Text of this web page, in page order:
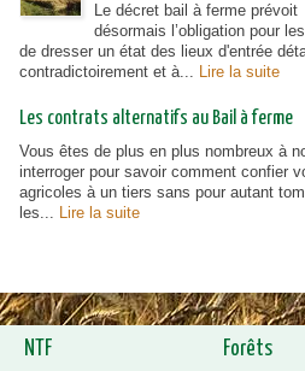
Le décret bail à ferme prévoit
désormais l’obligation pour
de dresser un état des lieux d'entrée
contradictoirement et à... Lire la suite
Les contrats alternatifs au Bail à ferme
Vous êtes de plus en plus nombreux à
interroger pour savoir comment confier
agricoles à un tiers sans pour autant
les... Lire la suite
NTF Forêts